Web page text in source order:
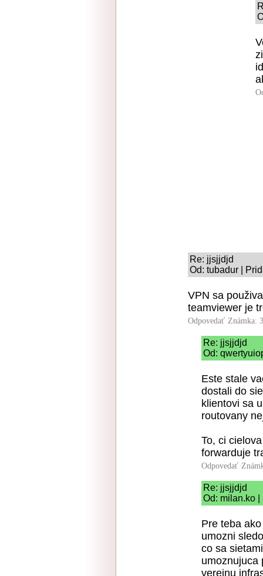
Re: jjsjjdjd
Od: tubadur |
VPN sa
teamviewer je
Odpovedať Známka:
Re: jjsjjdjd
Od:
Este stale
dostali do
klientovi sa
routovany
To, ci
forwarduje
Odpovedať
Re: jjsjjdjd
Od: milan.ko
Pre teba
umozni
co sa
umoznujuca
verejnu